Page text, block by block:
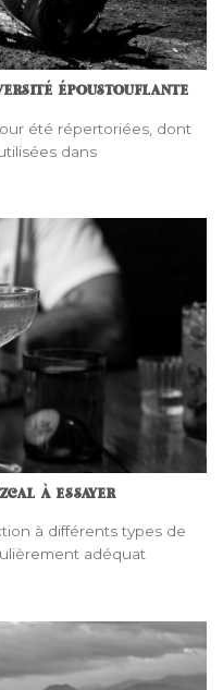
ÉPOUSTOUFLANTE
été répertoriées, dont
dans
À ESSAYER
à différents types de
adéquat